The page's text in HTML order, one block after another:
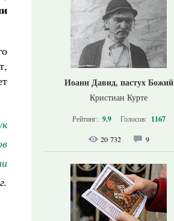
Иоанн Давид, пастух Божий
Кристиан Курте
Рейтинг: 9.9 Голосов: 1167
20 732 9